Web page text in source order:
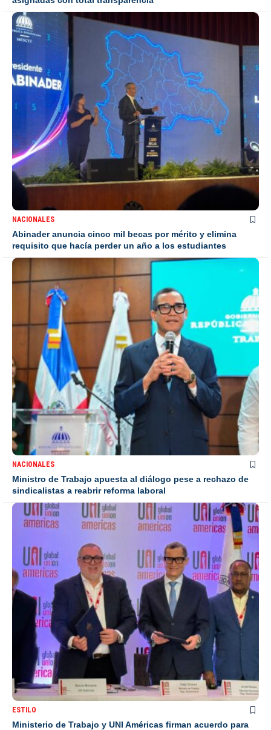
NACIONALES
Abinader anuncia cinco mil becas por mérito y elimina
requisito que hacía perder un año a los estudiantes
NACIONALES
Ministro de Trabajo apuesta al diálogo pese a rechazo de
sindicalistas a reabrir reforma laboral
ESTILO
Ministerio de Trabajo y UNI Américas firman acuerdo para